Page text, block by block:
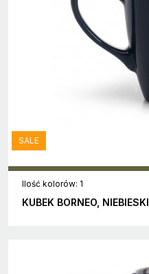
SALE
Ilość kolorów: 1
KUBEK BORNEO, NIEBIESKI